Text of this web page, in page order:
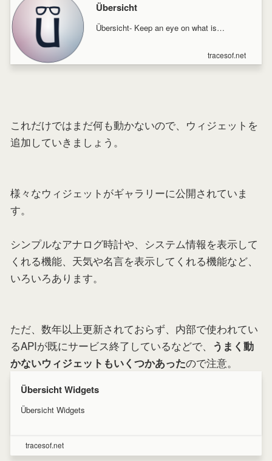
Übersicht
Übersicht- Keep an eye on what is
tracesof.net
これだけではまだ何も動かないので、ウィジェットを
追加していきましょう。
様々なウィジェットがギャラリーに公開されていま
す。
シンプルなアナログ時計や、システム情報を表示して
くれる機能、天気や名言を表示してくれる機能など、
いろいろあります。
ただ、数年以上更新されておらず、内部で使われてい
るAPIが既にサービス終了しているなどで、
うまく動
かないウィジェットもいくつかあったので注意。
Übersicht Widgets
Übersicht Widgets
tracesof.net